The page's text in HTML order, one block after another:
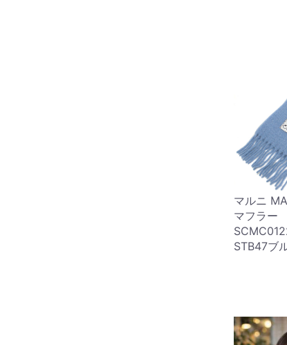
マルニ
マフラー
STB47ブ